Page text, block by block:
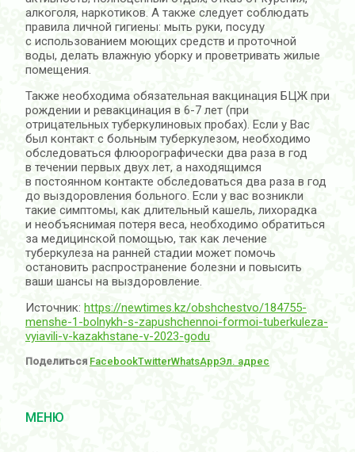
алкоголя, наркотиков. А также следует соблюдать
правила личной гигиены: мыть руки, посуду
с использованием моющих средств и проточной
воды, делать влажную уборку и проветривать жилые
помещения.
Также необходима обязательная вакцинация БЦЖ при
рождении и ревакцинация в 6-7 лет (при
отрицательных туберкулиновых пробах). Если у Вас
был контакт с больным туберкулезом, необходимо
обследоваться флюорографически два раза в год
в течении первых двух лет, а находящимся
в постоянном контакте обследоваться два раза в год
до выздоровления больного. Если у вас возникли
такие симптомы, как длительный кашель, лихорадка
и необъяснимая потеря веса, необходимо обратиться
за медицинской помощью, так как лечение
туберкулеза на ранней стадии может помочь
остановить распространение болезни и повысить
ваши шансы на выздоровление.
Источник: https://newtimes.kz/obshchestvo/184755-
menshe-1-bolnykh-s-zapushchennoi-formoi-tuberkuleza-
vyiavili-v-kazakhstane-v-2023-godu
Поделиться FacebookTwitterWhatsAppЭл. адрес
МЕНЮ